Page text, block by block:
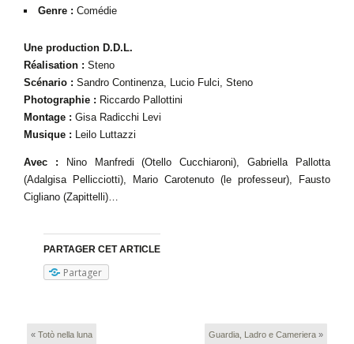
Genre : Comédie
Une production D.D.L.
Réalisation : Steno
Scénario : Sandro Continenza, Lucio Fulci, Steno
Photographie : Riccardo Pallottini
Montage : Gisa Radicchi Levi
Musique : Leilo Luttazzi
Avec : Nino Manfredi (Otello Cucchiaroni), Gabriella Pallotta
(Adalgisa Pellicciotti), Mario Carotenuto (le professeur), Fausto
Cigliano (Zapittelli)…
PARTAGER CET ARTICLE
Partager
« Totò nella luna Guardia, Ladro e Cameriera »